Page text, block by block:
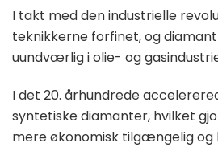
I takt med den industrielle
teknikkerne forfinet, og
uundværlig i olie- og
I det 20. århundrede
syntetiske diamanter, hvilket
mere økonomisk tilgængelig